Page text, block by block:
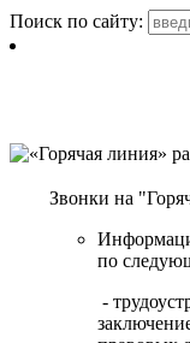
Поиск по сайту:
Звонки на
по
-